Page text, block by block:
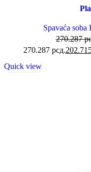
Spavaća soba
270.287
270.287 рсд.
Quick view